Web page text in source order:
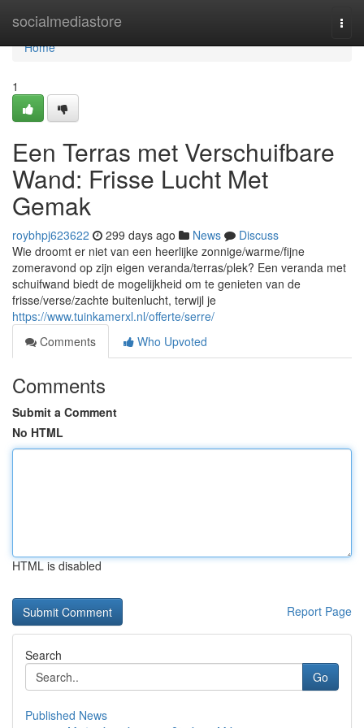
socialmediastore
Home
Home
1
Een Terras met Verschuifbare
Wand: Frisse Lucht Met
Gemak
roybhpj623622 299 days ago News
Discuss
Wie droomt er niet van een heerlijke zonnige/warme/fijne
zomeravond op zijn eigen veranda/terras/plek? Een veranda met
schuifwand biedt de mogelijkheid om te genieten van de
frisse/verse/zachte buitenlucht, terwijl je
https://www.tuinkamerxl.nl/offerte/serre/
Comments
Who Upvoted
Comments
Submit a Comment
No HTML
HTML is disabled
Report Page
Search
Go
Published News